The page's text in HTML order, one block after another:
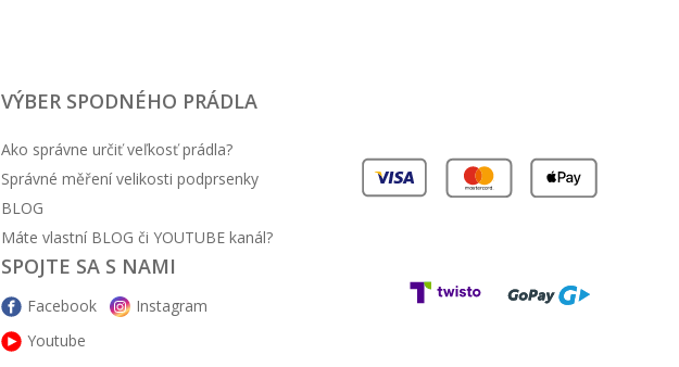
VÝBER SPODNÉHO PRÁDLA
Ako správne určiť veľkosť prádla?
Správné měření velikosti podprsenky
BLOG
Máte vlastní BLOG či YOUTUBE kanál?
SPOJTE SA S NAMI
Facebook
Instagram
Youtube